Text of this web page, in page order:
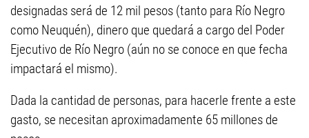
designadas será de 12 mil pesos (tanto para Río Negro
como Neuquén), dinero que quedará a cargo del Poder
Ejecutivo de Río Negro (aún no se conoce en que fecha
impactará el mismo).
Dada la cantidad de personas, para hacerle frente a este
gasto, se necesitan aproximadamente 65 millones de